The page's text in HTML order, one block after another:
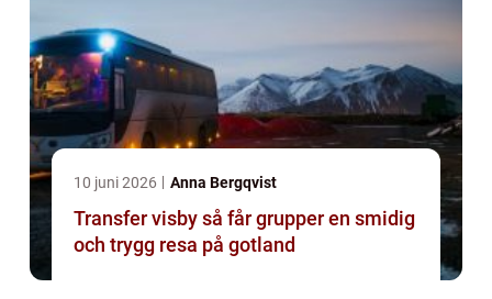
10 juni 2026 Anna Bergqvist
Transfer visby så får grupper en smidig
och trygg resa på gotland